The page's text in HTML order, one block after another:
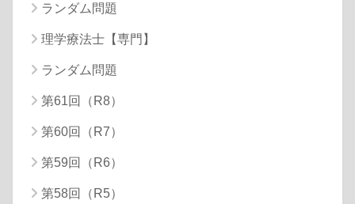
ランダム問題
理学療法士【専門】
ランダム問題
第61回（R8）
第60回（R7）
第59回（R6）
第58回（R5）